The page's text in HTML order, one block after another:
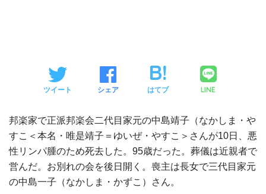
ツイート シェア はてブ LINE
邦楽家で正派邦楽会二代目家元の中島靖子（なかしま・や
すこ＜本名・唯是靖子＝ゆいぜ・やすこ＞さんが10日、悪
性リンパ腫のため死去した。95歳だった。葬儀は近親者で
営んだ。お別れの会を後日開く。喪主は長女で三代目家元
の中島一子（なかしま・かずこ）さん。